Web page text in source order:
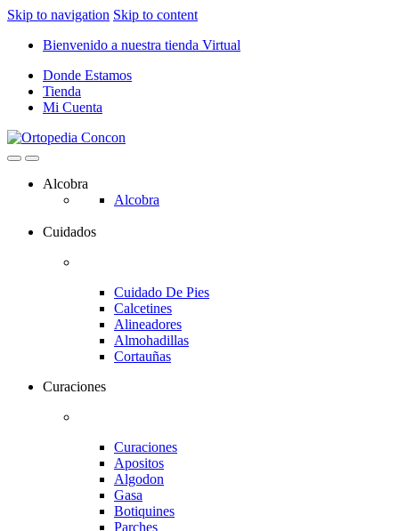
Skip to navigation Skip to content
Bienvenido a nuestra tienda Virtual
Donde Estamos
Tienda
Mi Cuenta
Alcobra
Alcobra
Cuidados
Cuidado De Pies
Calcetines
Alineadores
Almohadillas
Cortauñas
Curaciones
Curaciones
Apositos
Algodon
Gasa
Botiquines
Parches